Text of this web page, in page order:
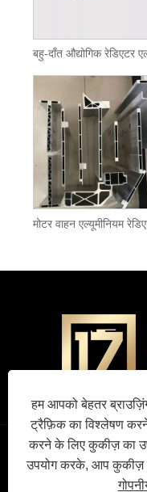
हम आपको बेहतर
ट्रैफ़िक का विश्लेषण
करने के लिए कुकीज़ का
उपयोग करके, आप कुकीज़
Links Sitemap